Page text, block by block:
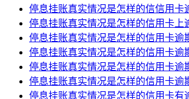
停息挂账真实情况是怎样的信信用卡
停息挂账真实情况是怎样的信用卡上
停息挂账真实情况是怎样的信用卡逾
停息挂账真实情况是怎样的信用卡逾
停息挂账真实情况是怎样的信用卡逾
停息挂账真实情况是怎样的信用卡逾
停息挂账真实情况是怎样的信用卡有